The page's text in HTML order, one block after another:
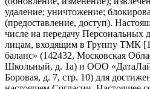
удаление; уничтожение;
(предоставление, доступ).
числе на передачу
лицам, входящим в Группу ТМК
баланс» (142432, Московская
Школьный, д. 1а) и ООО
Боровая, д. 7, стр. 10) для